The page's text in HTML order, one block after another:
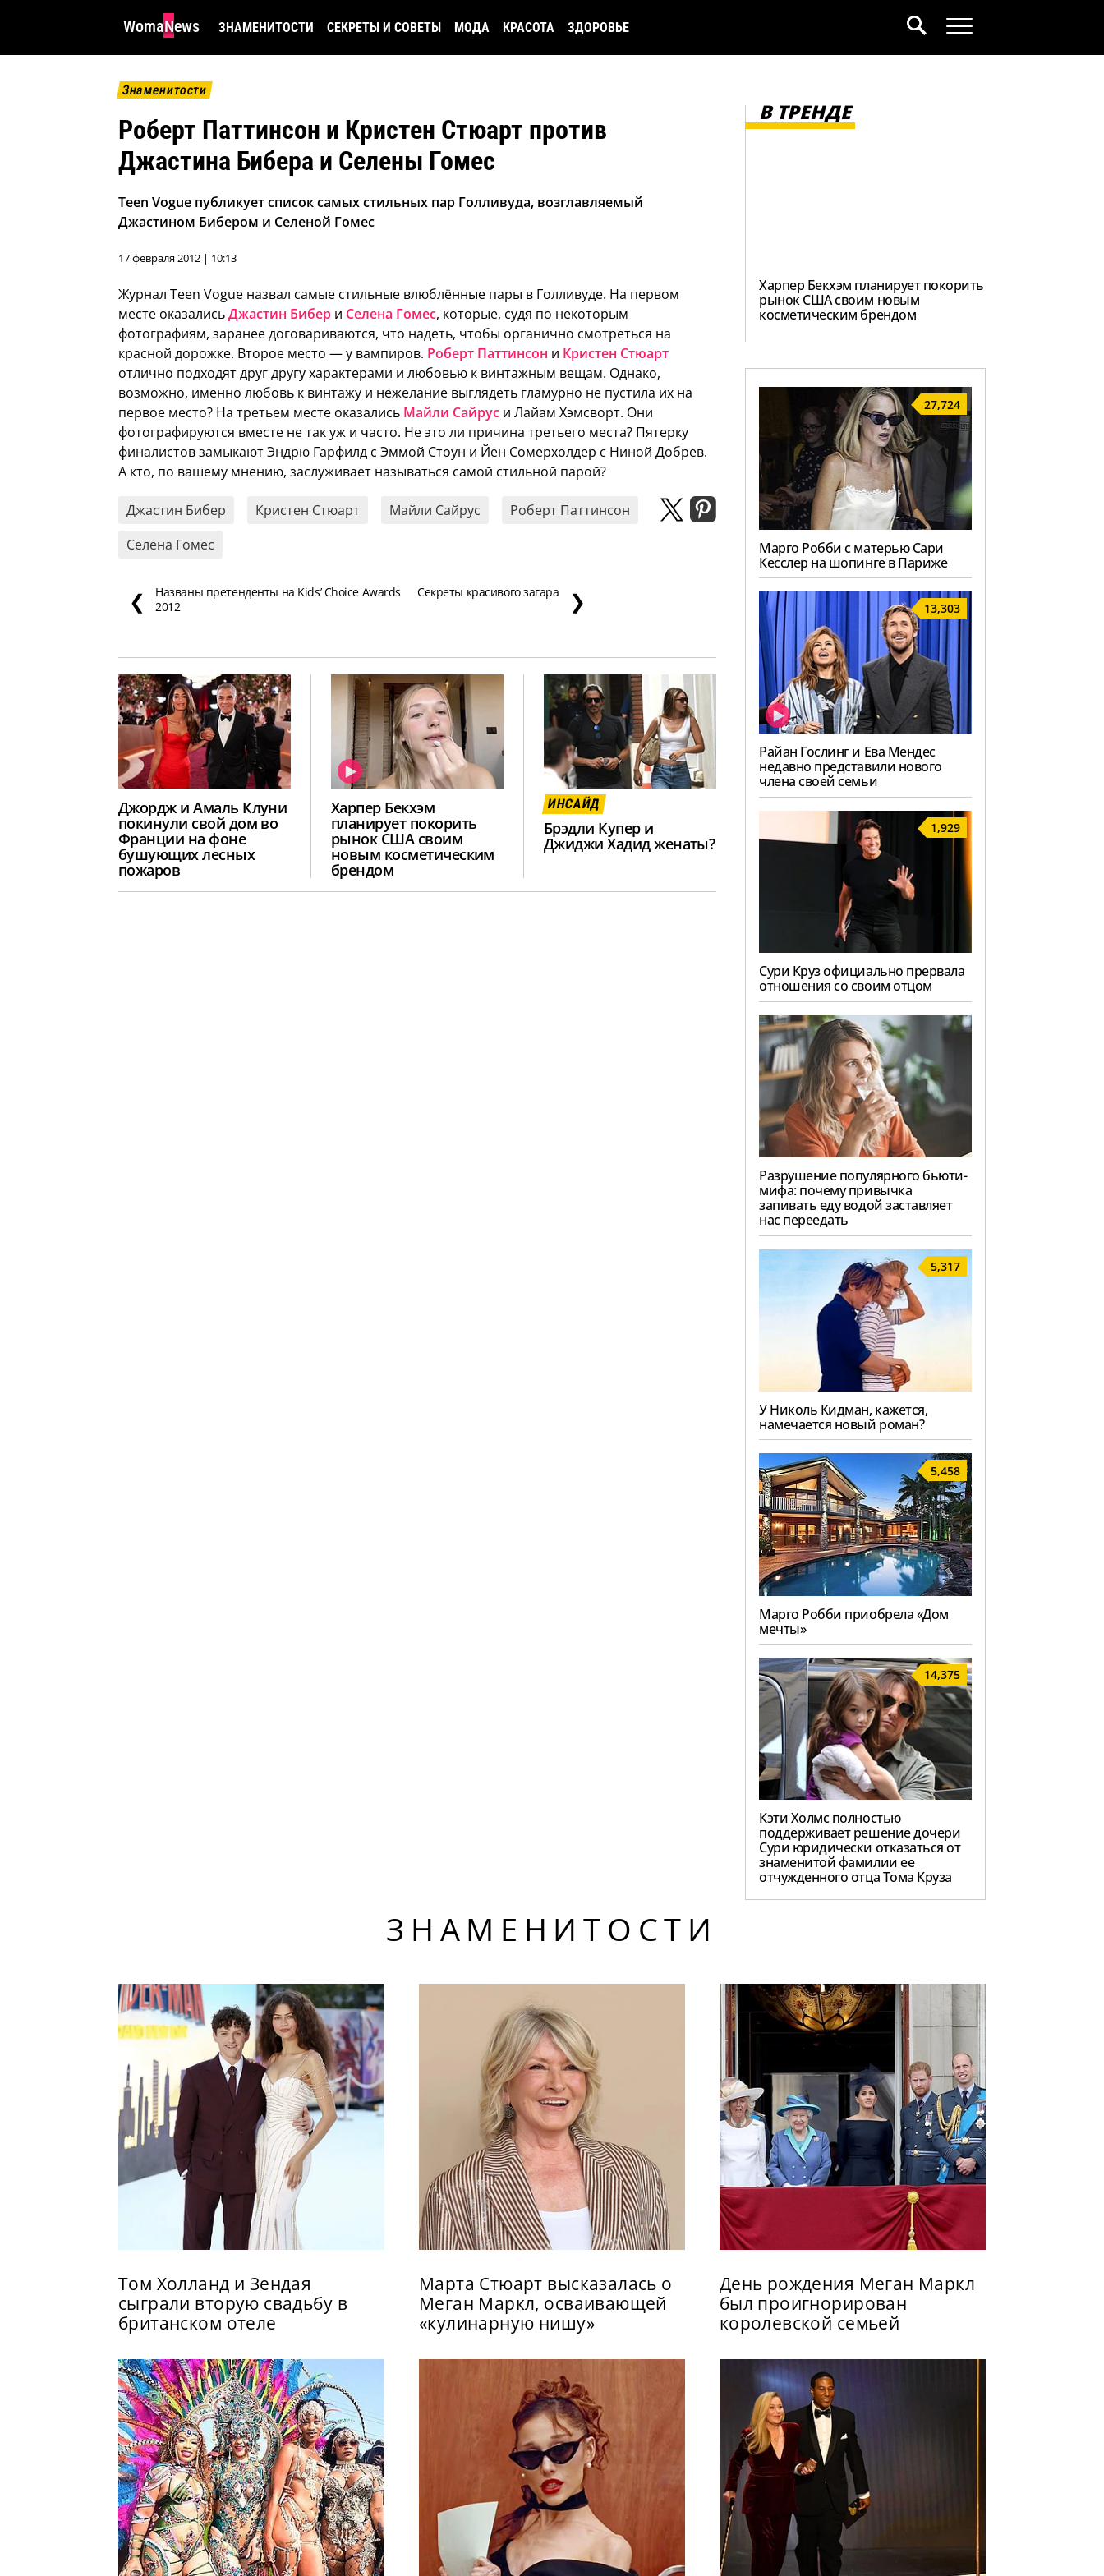
WomaNews ЗНАМЕНИТОСТИ СЕКРЕТЫ И СОВЕТЫ МОДА КРАСОТА ЗДОРОВЬЕ
Знаменитости
Роберт Паттинсон и Кристен Стюарт против
Джастина Бибера и Селены Гомес
Teen Vogue публикует список самых стильных пар Голливуда, возглавляемый
Джастином Бибером и Селеной Гомес
17 февраля 2012 | 10:13
Журнал Teen Vogue назвал самые стильные влюблённые пары в Голливуде. На первом
месте оказалисьДжастин Бибер и Селена Гомес, которые, судя по некоторым
фотографиям, заранее договариваются, что надеть, чтобы органично смотреться на
красной дорожке. Второе место — у вампиров. Роберт Паттинсон и Кристен Стюарт
отлично подходят друг другу характерами и любовью к винтажным вещам. Однако,
возможно, именно любовь к винтажу и нежелание выглядеть гламурно не пустила их на
первое место? На третьем месте оказались Майли Сайрус и Лайам Хэмсворт. Они
фотографируются вместе не так уж и часто. Не это ли причина третьего места? Пятерку
финалистов замыкают Эндрю Гарфилд с Эммой Стоун и Йен Сомерхолдер с Ниной Добрев.
А кто, по вашему мнению, заслуживает называться самой стильной парой?
Джастин Бибер Кристен Стюарт Майли Сайрус
Роберт Паттинсон
Селена Гомес
❮
Названы претенденты на Kids’ Choice Awards
2012
Секреты красивого загара ❯
Джордж и Амаль Клуни
покинули свой дом во
Франции на фоне
бушующих лесных
пожаров
Харпер Бекхэм
планирует покорить
рынок США своим
новым косметическим
брендом
ИНСАЙД
Брэдли Купер и
Джиджи Хадид женаты?
В ТРЕНДЕ
Харпер Бекхэм планирует покорить
рынок США своим новым
косметическим брендом
27,724
Марго Робби с матерью Сари
Кесслер на шопинге в Париже
13,303
Райан Гослинг и Ева Мендес
недавно представили нового
члена своей семьи
1,929
Сури Круз официально прервала
отношения со своим отцом
Разрушение популярного бьюти-
мифа: почему привычка
запивать еду водой заставляет
нас переедать
5,317
У Николь Кидман, кажется,
намечается новый роман?
5,458
Марго Робби приобрела «Дом
мечты»
14,375
Кэти Холмс полностью
поддерживает решение дочери
Сури юридически отказаться от
знаменитой фамилии ее
отчужденного отца Тома Круза
ЗНАМЕНИТОСТИ
Том Холланд и Зендая
сыграли вторую свадьбу в
британском отеле
Марта Стюарт высказалась о
Меган Маркл, осваивающей
«кулинарную нишу»
День рождения Меган Маркл
был проигнорирован
королевской семьей